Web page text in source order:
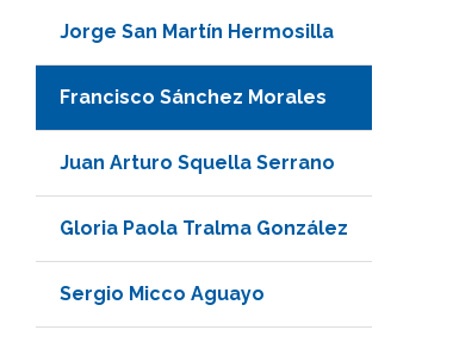
Jorge San Martín Hermosilla
Francisco Sánchez Morales
Juan Arturo Squella Serrano
Gloria Paola Tralma González
Sergio Micco Aguayo